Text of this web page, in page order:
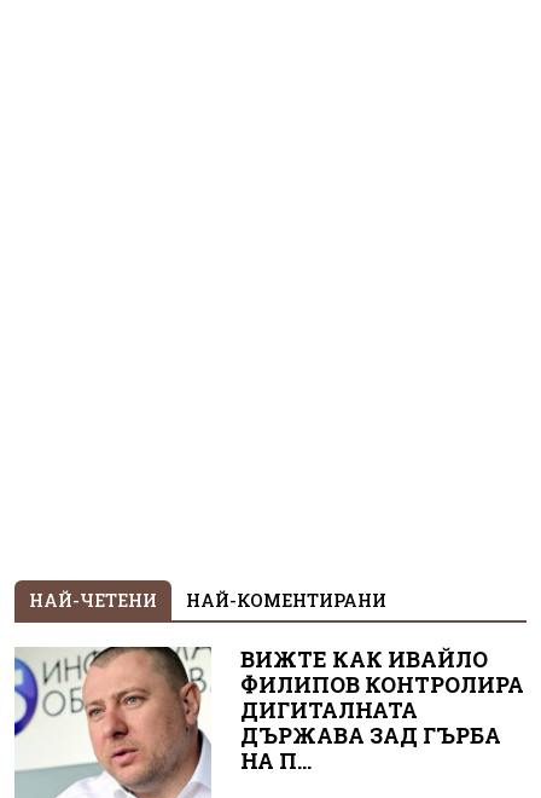
НАЙ-ЧЕТЕНИ НАЙ-КОМЕНТИРАНИ
ВИЖТЕ КАК ИВАЙЛО
ФИЛИПОВ КОНТРОЛИРА
ДИГИТАЛНАТА
ДЪРЖАВА ЗАД ГЪРБА
НА П...